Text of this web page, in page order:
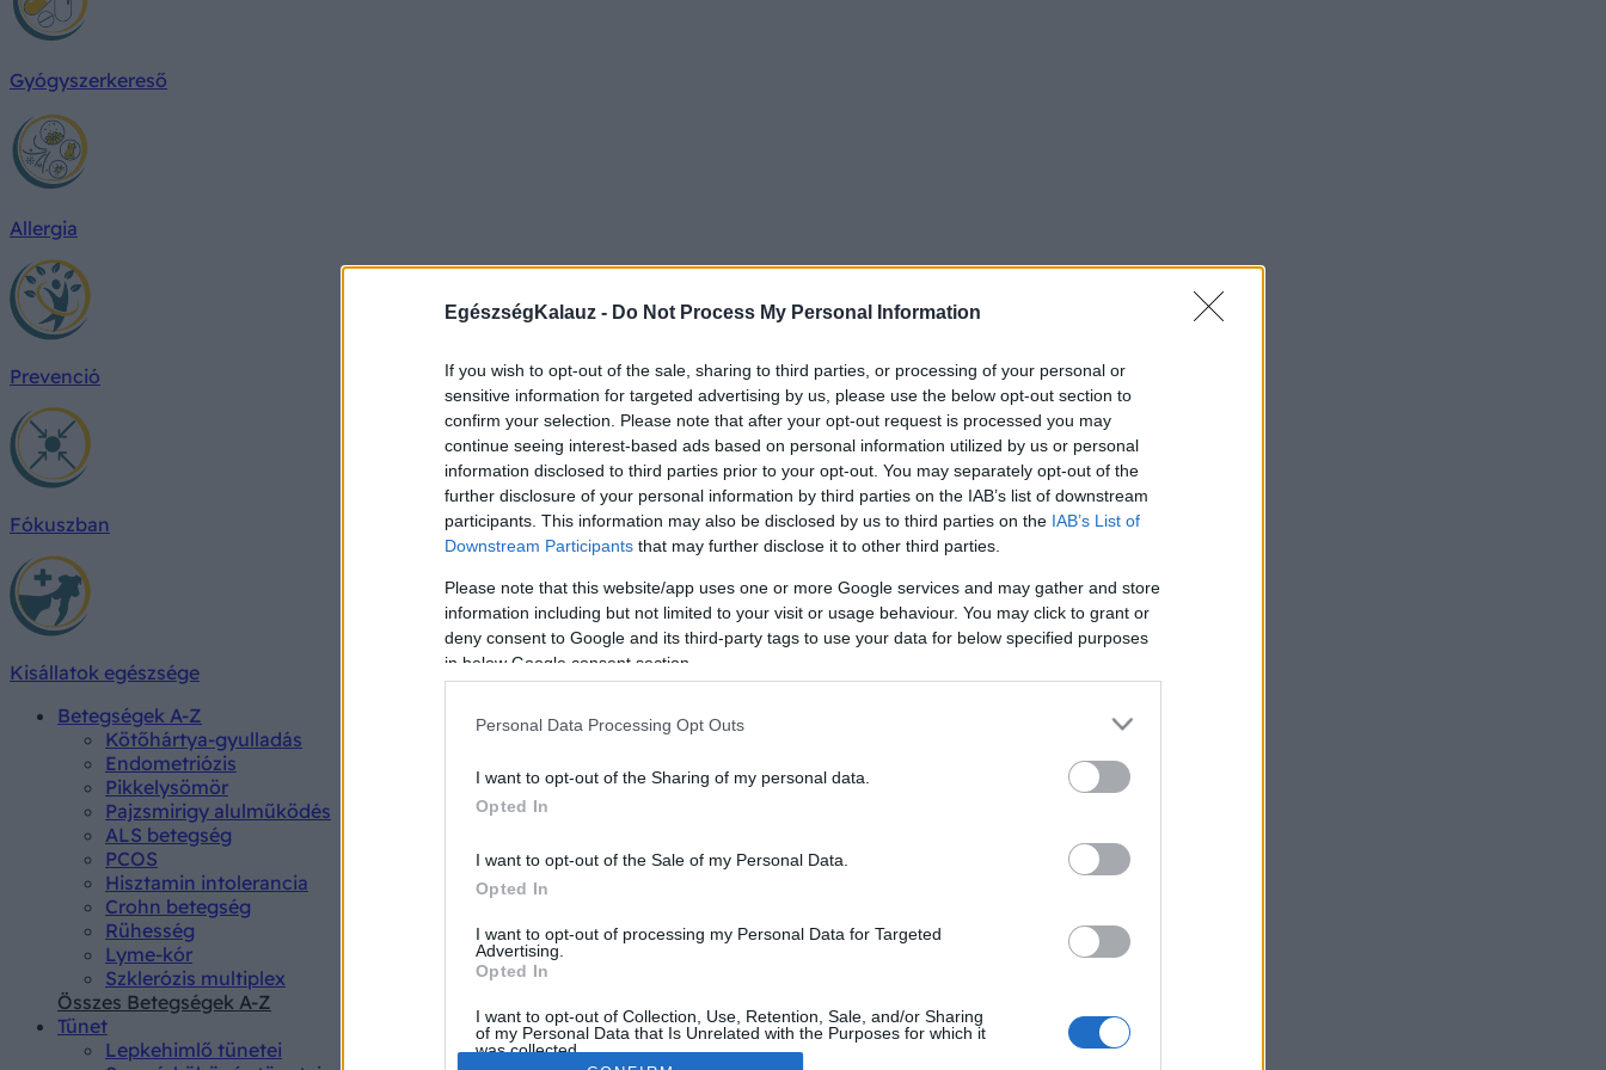
EgészségKalauz - Do Not Process My Personal Information
If you wish to opt-out of the sale, sharing to third parties, or processing of your personal or
sensitive information for targeted advertising by us, please use the below opt-out section to
confirm your selection. Please note that after your opt-out request is processed you may
continue seeing interest-based ads based on personal information utilized by us or personal
information disclosed to third parties prior to your opt-out. You may separately opt-out of the
further disclosure of your personal information by third parties on the IAB’s list of downstream
participants. This information may also be disclosed by us to third parties on the IAB’s List of
Downstream Participants that may further disclose it to other third parties.
Please note that this website/app uses one or more Google services and may gather and store
information including but not limited to your visit or usage behaviour. You may click to grant or
deny consent to Google and its third-party tags to use your data for below specified purposes
in below Google consent section.
Personal Data Processing Opt Outs
I want to opt-out of the Sharing of my personal data.
Opted In
I want to opt-out of the Sale of my Personal Data.
Opted In
I want to opt-out of processing my Personal Data for Targeted
Advertising.
Opted In
I want to opt-out of Collection, Use, Retention, Sale, and/or Sharing
of my Personal Data that Is Unrelated with the Purposes for which it
was collected.
Gyógyszerkereső
Allergia
Prevenció
Fókuszban
Kisállatok egészsége
Betegségek A-Z
Kötőhártya-gyulladás
Endometriózis
Pikkelysömör
Pajzsmirigy alulműködés
ALS betegség
PCOS
Hisztamin intolerancia
Crohn betegség
Rühesség
Lyme-kór
Szklerózis multiplex
Összes Betegségek A-Z
Tünet
Lepkehimlő tünetei